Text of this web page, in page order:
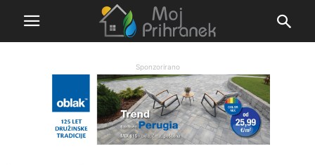
Sponzorirano